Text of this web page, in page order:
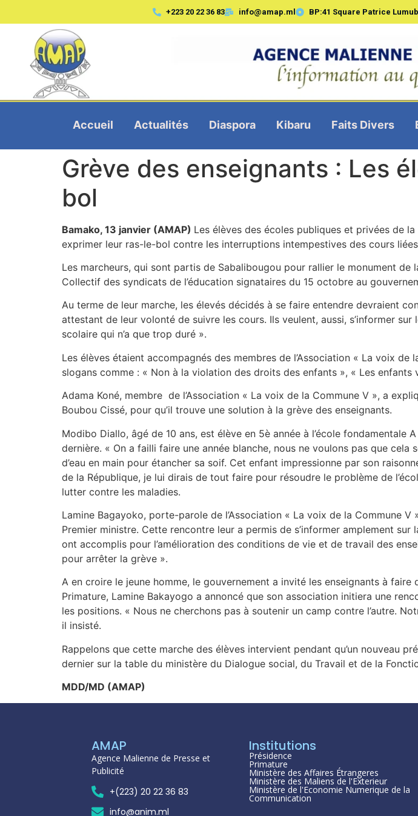
+223 20 22 36 83 info@amap.ml BP:41 Square Patrice
Accueil Actualités Diaspora Kibaru Faits Divers
Grève des enseignants : Les
bol
Bamako, 13 janvier (AMAP) Les élèves des écoles publiques et privées de
exprimer leur ras-le-bol contre les interruptions intempestives des cours
Les marcheurs, qui sont partis de Sabalibougou pour rallier le monument
Collectif des syndicats de l’éducation signataires du 15 octobre au
Au terme de leur marche, les élevés décidés à se faire entendre devraient
attestant de leur volonté de suivre les cours. Ils veulent, aussi, s’informer
scolaire qui n’a que trop duré ».
Les élèves étaient accompagnés des membres de l’Association « La voix
slogans comme : « Non à la violation des droits des enfants », « Les
Adama Koné, membre de l’Association « La voix de la Commune V », a
Boubou Cissé, pour qu’il trouve une solution à la grève des enseignants.
Modibo Diallo, âgé de 10 ans, est élève en 5è année à l’école fondamentale
dernière. « On a failli faire une année blanche, nous ne voulons pas que
d’eau en main pour étancher sa soif. Cet enfant impressionne par son
de la République, je lui dirais de tout faire pour résoudre le problème de
lutter contre les maladies.
Lamine Bagayoko, porte-parole de l’Association « La voix de la Commune
Premier ministre. Cette rencontre leur a permis de s’informer amplement
ont accomplis pour l’amélioration des conditions de vie et de travail des
pour arrêter la grève ».
A en croire le jeune homme, le gouvernement a invité les enseignants à
Primature, Lamine Bakayogo a annoncé que son association initiera une
les positions. « Nous ne cherchons pas à soutenir un camp contre l’autre.
il insisté.
Rappelons que cette marche des élèves intervient pendant qu’un nouveau
dernier sur la table du ministère du Dialogue social, du Travail et de la
MDD/MD (AMAP)
AMAP
Agence Malienne de Presse et
Publicité
+(223) 20 22 36 83
info@anim.ml
Institutions
Présidence
Primature
Ministère des Affaires Étrangeres
Ministère des Maliens de l'Exterieur
Ministère de l'Economie Numerique de la
Communication